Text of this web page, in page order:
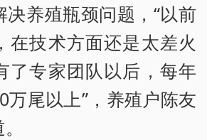
养殖瓶颈问题，“以前
在技术方面还是太差火
了专家团队以后，每年
万尾以上”，养殖户陈友